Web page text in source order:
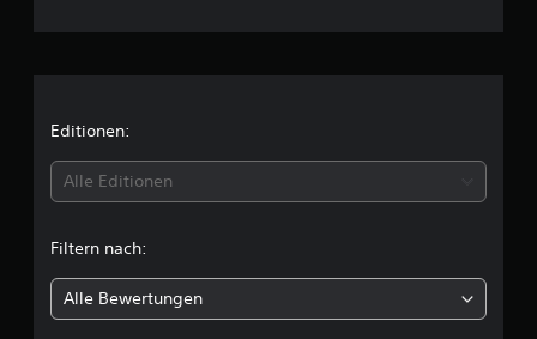
n
g
Editionen:
Alle Editionen
Filtern nach:
Alle Bewertungen